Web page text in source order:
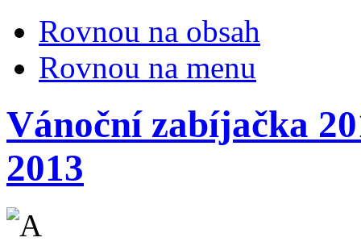
Rovnou na obsah
Rovnou na menu
Vánoční zabíjačka
2013